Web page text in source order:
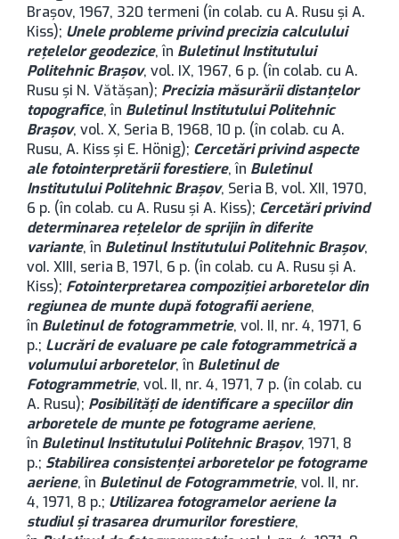
Brașov, 1967, 320 termeni (în colab. cu A. Rusu şi A.
Kiss); Unele probleme privind precizia calculului
reţelelor geodezice, în Buletinul Institutului
Politehnic Brașov, vol. IX, 1967, 6 p. (în colab. cu A.
Rusu şi N. Vătăşan); Precizia măsurării distanţelor
topografice, în Buletinul Institutului Politehnic
Brașov, vol. X, Seria B, 1968, 10 p. (în colab. cu A.
Rusu, A. Kiss şi E. Hönig); Cercetări privind aspecte
ale fotointerpretării forestiere, în Buletinul
Institutului Politehnic Brașov, Seria B, vol. XII, 1970,
6 p. (în colab. cu A. Rusu şi A. Kiss); Cercetări privind
determinarea reţelelor de sprijin în diferite
variante, în Buletinul Institutului Politehnic Brașov,
voI. XIII, seria B, 197l, 6 p. (în colab. cu A. Rusu şi A.
Kiss); Fotointerpretarea compoziţiei arboretelor din
regiunea de munte după fotografii aeriene,
în Buletinul de fotogrammetrie, voI. II, nr. 4, 1971, 6
p.; Lucrări de evaluare pe cale fotogrammetrică a
volumului arboretelor, în Buletinul de
Fotogrammetrie, vol. II, nr. 4, 1971, 7 p. (în colab. cu
A. Rusu); Posibilităţi de identificare a speciilor din
arboretele de munte pe fotograme aeriene,
în Buletinul Institutului Politehnic Brașov, 1971, 8
p.; Stabilirea consistenţei arboretelor pe fotograme
aeriene, în Buletinul de Fotogrammetrie, voI. II, nr.
4, 1971, 8 p.; Utilizarea fotogramelor aeriene la
studiul şi trasarea drumurilor forestiere,